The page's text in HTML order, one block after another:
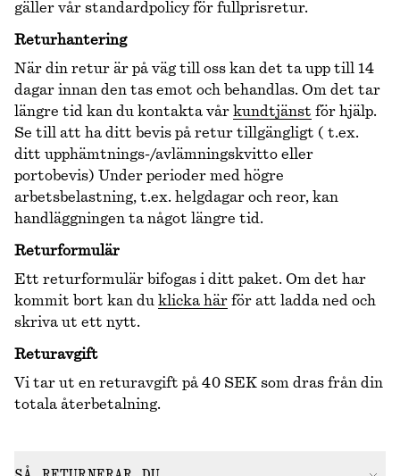
gäller vår standardpolicy för fullprisretur.
Returhantering
När din retur är på väg till oss kan det ta upp till 14
dagar innan den tas emot och behandlas. Om det tar
längre tid kan du kontakta vår kundtjänst för hjälp.
Se till att ha ditt bevis på retur tillgängligt ( t.ex.
ditt upphämtnings-/avlämningskvitto eller
portobevis) Under perioder med högre
arbetsbelastning, t.ex. helgdagar och reor, kan
handläggningen ta något längre tid.
Returformulär
Ett returformulär bifogas i ditt paket. Om det har
kommit bort kan du klicka här för att ladda ned och
skriva ut ett nytt.
Returavgift
Vi tar ut en returavgift på 40 SEK som dras från din
totala återbetalning.